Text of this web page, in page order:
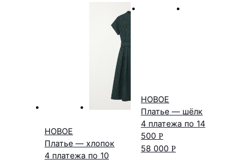
НОВОЕ
Платье — хлопок
4 платежа по 10
НОВОЕ
Платье — шёлк
4 платежа по 14
500 Р
58 000 Р